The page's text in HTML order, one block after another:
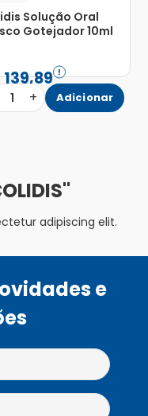
Solução Oral
Gotejador 10ml
139,89
1 + Adicionar
adipiscing elit.
e